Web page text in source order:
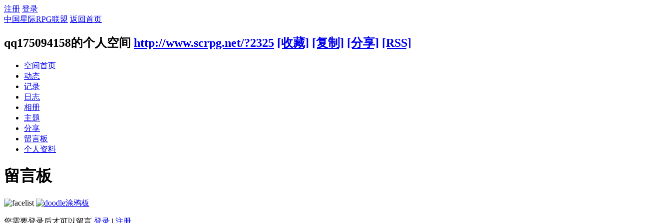
注册 登录
中国星际RPG联盟 返回首页
qq175094158的个人空间 http://www.scrpg.net/?2325 [收藏] [复制] [分享] [RSS]
空间首页
动态
记录
日志
相册
主题
分享
留言板
个人资料
留言板
涂鸦板
您需要登录后才可以留言 登录 | 注册